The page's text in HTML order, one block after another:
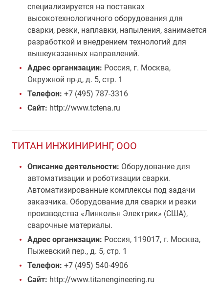
специализируется на поставках
высокотехнологичного оборудования для
сварки, резки, наплавки, напыления, занимается
разработкой и внедрением технологий для
вышеуказанных направлений.
Адрес организации: Россия, г. Москва,
Окружной пр-д, д. 5, стр. 1
Телефон: +7 (495) 787-3316
Сайт: http://www.tctena.ru
ТИТАН ИНЖИНИРИНГ, ООО
Описание деятельности: Оборудование для
автоматизации и роботизации сварки.
Автоматизированные комплексы под задачи
заказчика. Оборудование для сварки и резки
производства «Линкольн Электрик» (США),
сварочные материалы.
Адрес организации: Россия, 119017, г. Москва,
Пыжевский пер., д. 5, стр. 1
Телефон: +7 (495) 540-4906
Сайт: http://www.titanengineering.ru